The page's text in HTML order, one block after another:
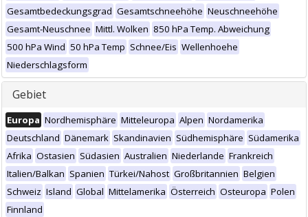
Gesamtbedeckungsgrad Gesamtschneehöhe Neuschneehöhe
Gesamt-Neuschnee Mittl. Wolken 850 hPa Temp. Abweichung
500 hPa Wind 50 hPa Temp Schnee/Eis Wellenhoehe
Niederschlagsform
Gebiet
Europa Nordhemisphäre Mitteleuropa Alpen Nordamerika
Deutschland Dänemark Skandinavien Südhemisphäre Südamerika
Afrika Ostasien Südasien Australien Niederlande Frankreich
Italien/Balkan Spanien Türkei/Nahost Großbritannien Belgien
Schweiz Island Global Mittelamerika Österreich Osteuropa Polen
Finnland